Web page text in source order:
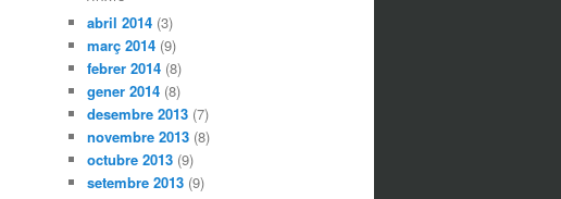
abril 2014 (3)
març 2014 (9)
febrer 2014 (8)
gener 2014 (8)
desembre 2013 (7)
novembre 2013 (8)
octubre 2013 (9)
setembre 2013 (9)